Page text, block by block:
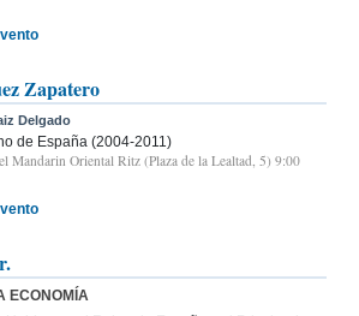
Zapatero
Delgado
de España (2004-2011)
Mandarin Oriental Ritz (Plaza de la Lealtad, 5) 9:00
ECONOMÍA